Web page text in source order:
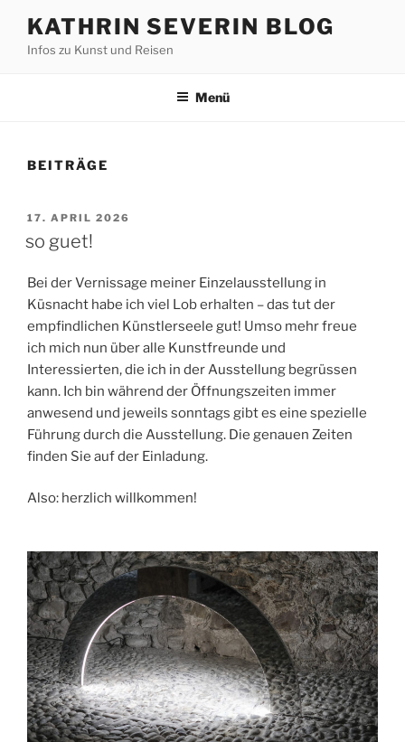
Inhalt
springen
KATHRIN SEVERIN BLOG
Infos zu Kunst und Reisen
Menü
BEITRÄGE
VERÖFFENTLICHT
17. APRIL 2026
so guet!
Bei der Vernissage meiner Einzelausstellung in
Küsnacht habe ich viel Lob erhalten – das tut der
empfindlichen Künstlerseele gut! Umso mehr freue
ich mich nun über alle Kunstfreunde und
Interessierten, die ich in der Ausstellung begrüssen
kann. Ich bin während der Öffnungszeiten immer
anwesend und jeweils sonntags gibt es eine spezielle
Führung durch die Ausstellung. Die genauen Zeiten
finden Sie auf der Einladung.
Also: herzlich willkommen!